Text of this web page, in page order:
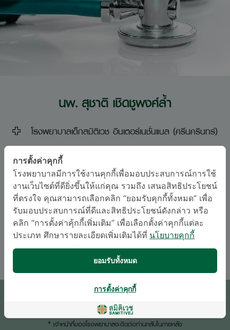
นพ. สุชาติ เชิดชูพงศ์ล้ำ
โรงพยาบาลเด็กสมิติเวช อินเตอร์เนชั่นแนล (ศรีนครินทร์)
อนุสาขาสาขากุมารเวชศาสตร์
ภาษา
จีน
จีนแต้จิ่ว
อังกฤษ
ไทย
ติดต่อสอบถาม
* เจ้าหน้าที่ของโรงพยาบาลจะติดต่อท่านกลับในภายหลัง
การตั้งค่าคุกกี้
โรงพยาบาลมีการใช้งานคุกกี้เพื่อมอบประสบการณ์การใช้
งานเว็บไซต์ที่ดียิ่งขึ้นให้แก่คุณ รวมถึง เสนอสิทธิประโยชน์
ที่ตรงใจ คุณสามารถเลือกคลิก “ยอมรับคุกกี้ทั้งหมด” เพื่อ
รับมอบประสบการณ์ที่ดีและสิทธิประโยชน์ดังกล่าว หรือ
คลิก “การตั้งค่าคุ้กกี้เพิ่มเติม” เพื่อเลือกตั้งค่าคุกกี้แต่ละ
ประเภท ศึกษารายละเอียดเพิ่มเติมได้ที่ นโยบายคุกกี้
ยอมรับทั้งหมด
การตั้งค่าคุกกี้